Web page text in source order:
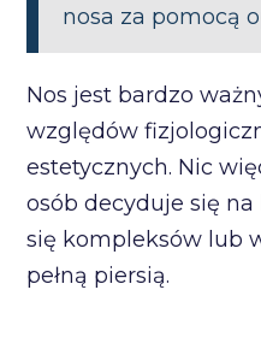
nosa za pomocą
Nos jest bardzo
względów
estetycznych. Nic
osób decyduje się
się kompleksów lub
pełną piersią.